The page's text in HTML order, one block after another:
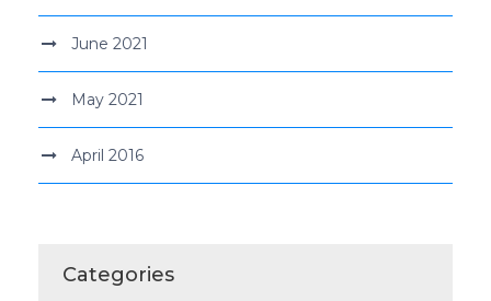
June 2021
May 2021
April 2016
Categories